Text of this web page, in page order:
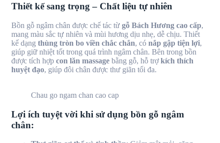
Thiết kế sang trọng – Chất liệu tự nhiên
Bồn gỗ ngâm chân được chế tác từ gỗ Bách Hương cao cấp,
mang màu sắc tự nhiên và mùi hương dịu nhẹ, dễ chịu. Thiết
kế dạng thùng tròn bo viền chắc chắn, có nắp gập tiện lợi,
giúp giữ nhiệt tốt trong quá trình ngâm chân. Bên trong bồn
được tích hợp con lăn massage bằng gỗ, hỗ trợkích thích
huyệt đạo, giúp đôi chân được thư giãn tối đa.
Chau go ngam chan cao cap
Lợi ích tuyệt vời khi sử dụng bồn gỗ ngâm
chân: